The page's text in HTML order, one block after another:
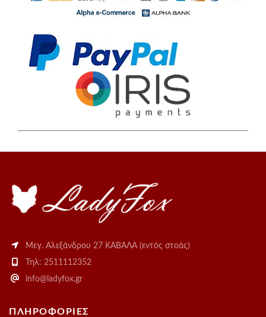
Μεγ. Αλεξάνδρου 27 ΚΑΒΑΛΑ (εντός στοάς)
Τηλ: 2511112352
info@ladyfox.gr
ΠΛΗΡΟΦΟΡΙΕΣ